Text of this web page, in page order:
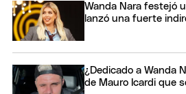
Wanda Nara festejó
lanzó una fuerte
¿Dedicado a Wanda
de Mauro Icardi que